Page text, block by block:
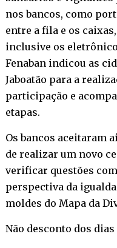
nos bancos, como
entre a fila e os
inclusive os
Fenaban indicou as
Jaboatão para a
participação e
etapas.
Os bancos aceitaram
de realizar um novo
verificar questões
perspectiva da
moldes do Mapa da
Não desconto dos